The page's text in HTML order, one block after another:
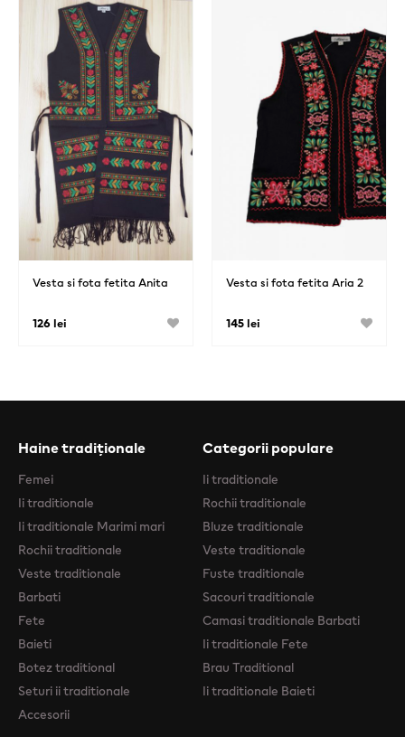
Vesta si fota fetita Anita
126 lei
Vesta si fota fetita Aria 2
145 lei
Haine tradiționale
Femei
Ii traditionale
Ii traditionale Marimi mari
Rochii traditionale
Veste traditionale
Barbati
Fete
Baieti
Botez traditional
Seturi ii traditionale
Accesorii
Categorii populare
Ii traditionale
Rochii traditionale
Bluze traditionale
Veste traditionale
Fuste traditionale
Sacouri traditionale
Camasi traditionale Barbati
Ii traditionale Fete
Brau Traditional
Ii traditionale Baieti